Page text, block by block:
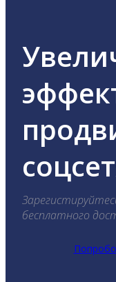
бесплатного